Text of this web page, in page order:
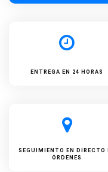
ENTREGA EN 24 HORAS
SEGUIMIENTO EN DIRECTO
ÓRDENES